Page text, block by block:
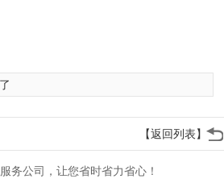
【返回列表】
务公司，让您省时省力省心！